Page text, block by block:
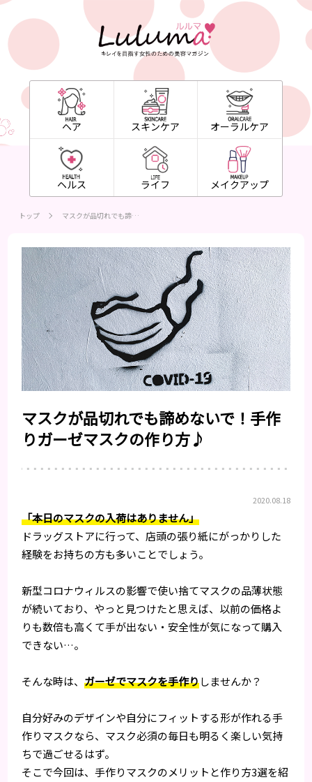
ヘア スキンケア オーラルケア
ヘルス ライフ メイクアップ
トップ マスクが品切れでも諦…
マスクが品切れでも諦めないで！手作
りガーゼマスクの作り方♪
2020.08.18
「本日のマスクの入荷はありません」
ドラッグストアに行って、店頭の張り紙にがっかりした
経験をお持ちの方も多いことでしょう。
新型コロナウィルスの影響で使い捨てマスクの品薄状態
が続いており、やっと見つけたと思えば、以前の価格よ
りも数倍も高くて手が出ない・安全性が気になって購入
できない…。
そんな時は、ガーゼでマスクを手作りしませんか？
自分好みのデザインや自分にフィットする形が作れる手
作りマスクなら、マスク必須の毎日も明るく楽しい気持
ちで過ごせるはず。
そこで今回は、手作りマスクのメリットと作り方3選を紹